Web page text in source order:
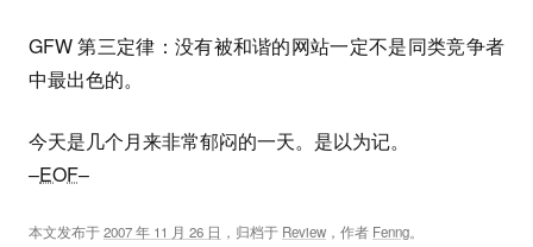
GFW 第三定律：没有被和谐的网站一定不是同类竞争者
中最出色的。
今天是几个月来非常郁闷的一天。是以为记。
–EOF–
本文发布于2007 年 11 月 26 日 ，归档于 Review ，作者 Fenng。